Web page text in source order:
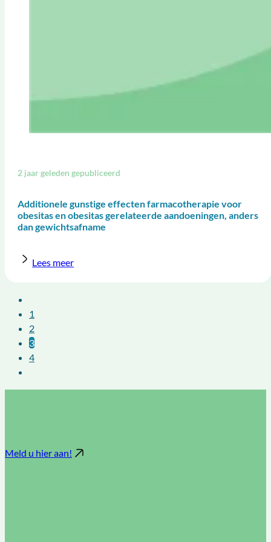
Additionele gunstige effecten farmacotherapie voor
obesitas en obesitas gerelateerde aandoeningen, anders
dan gewichtsafname
2 jaar geleden gepubliceerd
Lees meer
1
2
3
4
Meld u hier aan!